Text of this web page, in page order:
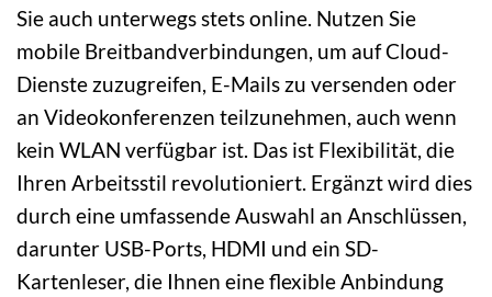
Sie auch unterwegs stets online. Nutzen Sie
mobile Breitbandverbindungen, um auf Cloud-
Dienste zuzugreifen, E-Mails zu versenden oder
an Videokonferenzen teilzunehmen, auch wenn
kein WLAN verfügbar ist. Das ist Flexibilität, die
Ihren Arbeitsstil revolutioniert. Ergänzt wird dies
durch eine umfassende Auswahl an Anschlüssen,
darunter USB-Ports, HDMI und ein SD-
Kartenleser, die Ihnen eine flexible Anbindung